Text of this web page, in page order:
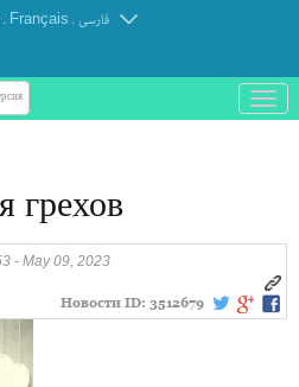
. Français . فارسی
باز
و
грехов
- May 09, 2023
Новости ID: 3512679